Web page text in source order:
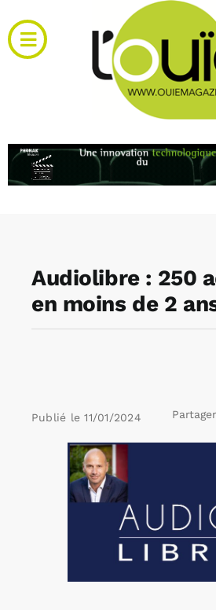
au
contenu
Toggle
Navigation
RH et emploi
Annonces emploi
Audiolibre : 250
en moins de 2
Publié le 11/01/2024
l'image
agrandie